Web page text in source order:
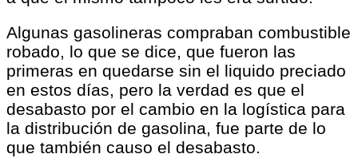
Algunas gasolineras compraban combustible
robado, lo que se dice, que fueron las
primeras en quedarse sin el liquido preciado
en estos días, pero la verdad es que el
desabasto por el cambio en la logística para
la distribución de gasolina, fue parte de lo
que también causo el desabasto.